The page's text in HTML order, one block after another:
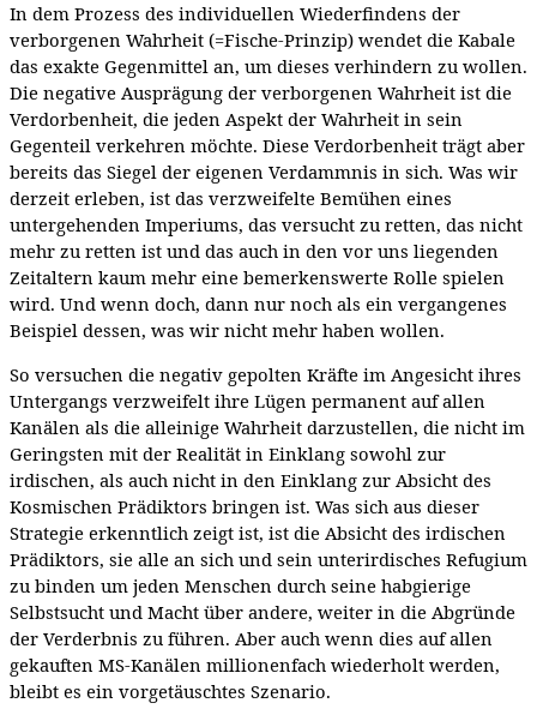
In dem Prozess des individuellen Wiederfindens der
verborgenen Wahrheit (=Fische-Prinzip) wendet die Kabale
das exakte Gegenmittel an, um dieses verhindern zu wollen.
Die negative Ausprägung der verborgenen Wahrheit ist die
Verdorbenheit, die jeden Aspekt der Wahrheit in sein
Gegenteil verkehren möchte. Diese Verdorbenheit trägt aber
bereits das Siegel der eigenen Verdammnis in sich. Was wir
derzeit erleben, ist das verzweifelte Bemühen eines
untergehenden Imperiums, das versucht zu retten, das nicht
mehr zu retten ist und das auch in den vor uns liegenden
Zeitaltern kaum mehr eine bemerkenswerte Rolle spielen
wird. Und wenn doch, dann nur noch als ein vergangenes
Beispiel dessen, was wir nicht mehr haben wollen.
So versuchen die negativ gepolten Kräfte im Angesicht ihres
Untergangs verzweifelt ihre Lügen permanent auf allen
Kanälen als die alleinige Wahrheit darzustellen, die nicht im
Geringsten mit der Realität in Einklang sowohl zur
irdischen, als auch nicht in den Einklang zur Absicht des
Kosmischen Prädiktors bringen ist. Was sich aus dieser
Strategie erkenntlich zeigt ist, ist die Absicht des irdischen
Prädiktors, sie alle an sich und sein unterirdisches Refugium
zu binden um jeden Menschen durch seine habgierige
Selbstsucht und Macht über andere, weiter in die Abgründe
der Verderbnis zu führen. Aber auch wenn dies auf allen
gekauften MS-Kanälen millionenfach wiederholt werden,
bleibt es ein vorgetäuschtes Szenario.